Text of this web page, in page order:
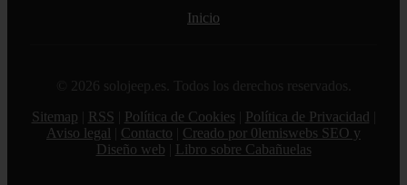
Inicio
© 2026 solojeep.es. Todos los derechos reservados.
Sitemap
RSS Política de Cookies Política de Privacidad
Aviso legal
Contacto
Creado por 0lemiswebs SEO y
Diseño web
Libro sobre Cabañuelas